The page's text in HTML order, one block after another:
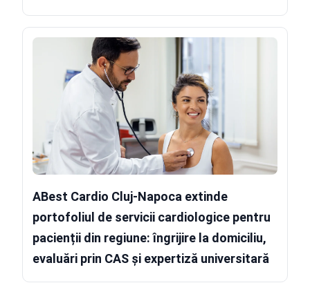
ABest Cardio Cluj-Napoca extinde
portofoliul de servicii cardiologice pentru
pacienții din regiune: îngrijire la domiciliu,
evaluări prin CAS și expertiză universitară